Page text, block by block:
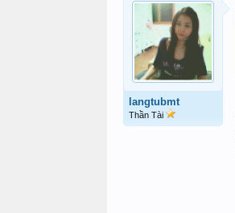
langtubmt
Thần Tài